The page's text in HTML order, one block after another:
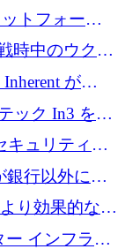
ンが首位の座
トフォーム
万ドルを
時中のウクラ
1 つをどの
が
スから浮上
ック In3 を買
ットを提供
キュリティと
万ドルを
銀行以外にも
資金調達額は
り効果的な使
を確保
ー インフラス